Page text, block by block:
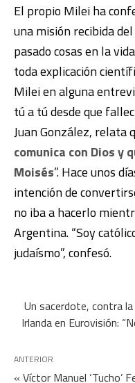
El propio Milei ha
una misión recibida
pasado cosas en la
toda explicación
Milei en alguna
tú a tú desde que
Juan González, relata
comunica con Dios y
Moisés”. Hace unos
intención de
no iba a hacerlo
Argentina. “Soy
judaísmo”, confesó.
Un sacerdote, contra
Irlanda en Eurovisión:
ANTERIOR
« Víctor Manuel ‘Tucho’